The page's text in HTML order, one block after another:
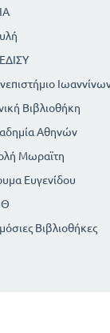
Βιβλιοθήκη
Αθηνών
Μωραϊτη
Ευγενίδου
Βιβλιοθήκες